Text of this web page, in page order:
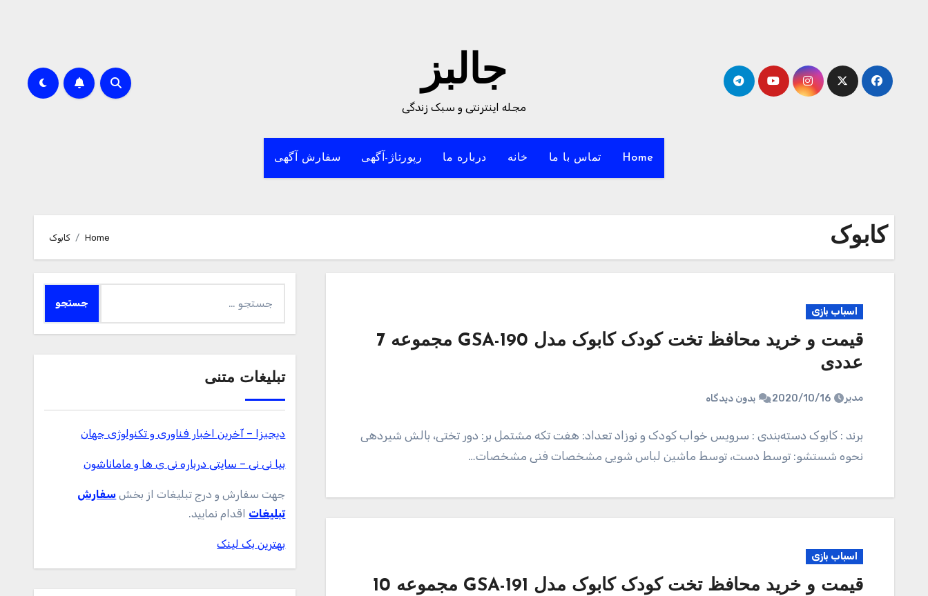
جالبز
مجله اینترنتی و سبک زندگی
Home تماس با ما خانه درباره ما رپورتاژ-آگهی سفارش آگهی
کابوک Home کابوک
اسباب بازی
قیمت و خرید محافظ تخت کودک کابوک مدل GSA-190 مجموعه 7
عددی
مدیر 2020/10/16 بدون دیدگاه
برند : کابوک دسته‌بندی : سرویس خواب کودک و نوزاد تعداد: هفت تکه مشتمل بر: دور تختی، بالش شیردهی
نحوه شستشو: توسط دست، توسط ماشین لباس شویی مشخصات فنی مشخصات…
اسباب بازی
قیمت و خرید محافظ تخت کودک کابوک مدل GSA-191 مجموعه 10
برای:
تبلیغات متنی
دیجیزا – آخرین اخبار فناوری و تکنولوژی جهان
بیا نی نی – سایتی درباره نی ی ها و ماماناشون
جهت سفارش و درج تبلیغات از بخش سفارش
تبلیغات اقدام نمایید.
بهترین بک لینک